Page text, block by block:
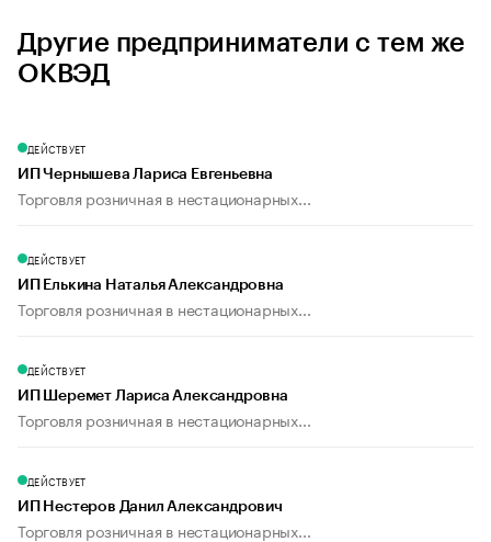
Другие предприниматели с тем же
ОКВЭД
ДЕЙСТВУЕТ
ИП Чернышева Лариса Евгеньевна
Торговля розничная в нестационарных...
ДЕЙСТВУЕТ
ИП Елькина Наталья Александровна
Торговля розничная в нестационарных...
ДЕЙСТВУЕТ
ИП Шеремет Лариса Александровна
Торговля розничная в нестационарных...
ДЕЙСТВУЕТ
ИП Нестеров Данил Александрович
Торговля розничная в нестационарных...